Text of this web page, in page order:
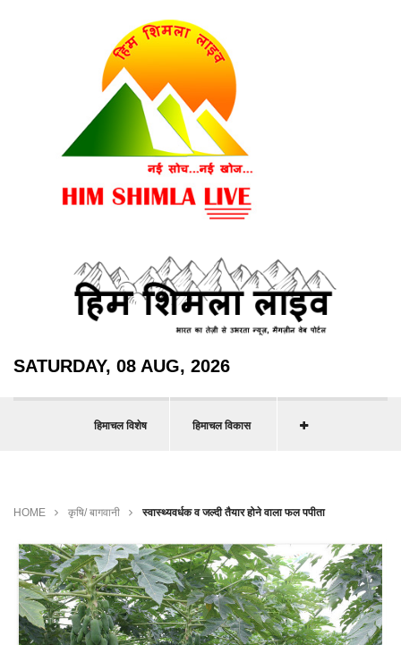
SATURDAY, 08 AUG, 2026
हिमाचल विशेष हिमाचल विकास
HOME कृषि/ बागवानी स्वास्थ्यवर्धक व जल्दी तैयार होने वाला फल पपीता